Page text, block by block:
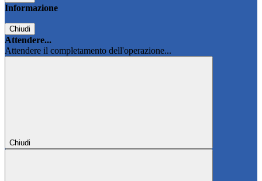
Informazione
Chiudi
Attendere...
Attendere il completamento dell'operazione...
Chiudi